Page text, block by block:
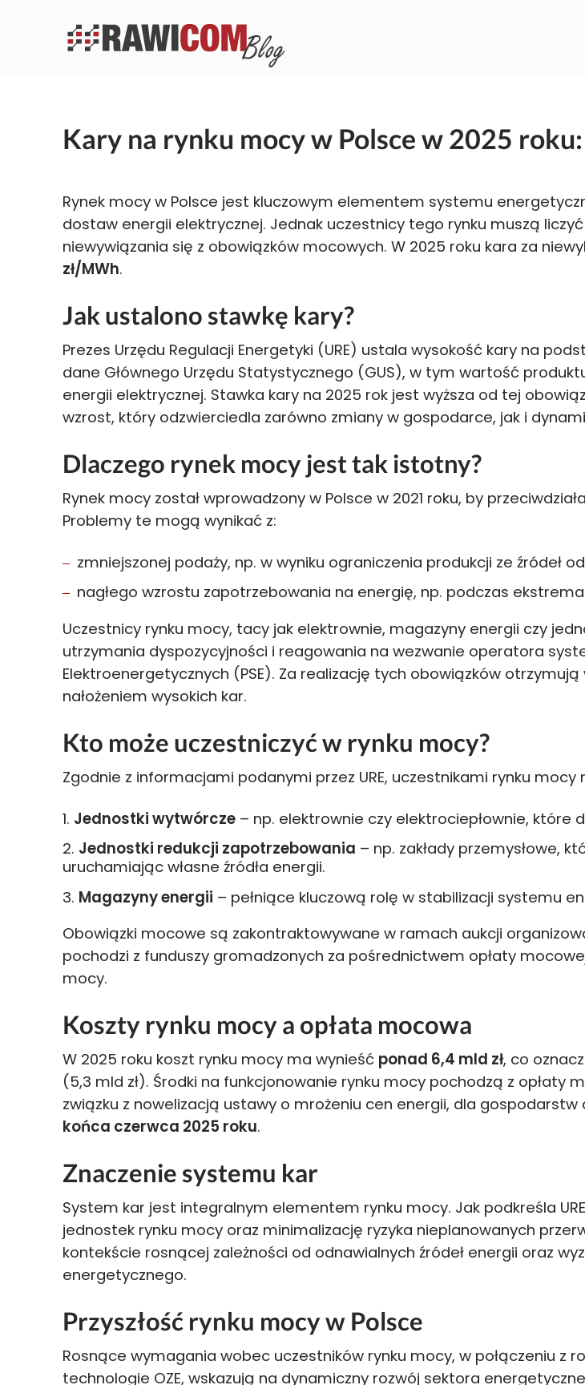
Kary na rynku mocy w Polsce w 2025
Rynek mocy w Polsce jest kluczowym elementem systemu
dostaw energii elektrycznej. Jednak uczestnicy tego rynku muszą
niewywiązania się z obowiązków mocowych. W 2025 roku kara za
zł/MWh.
Jak ustalono stawkę kary?
Prezes Urzędu Regulacji Energetyki (URE) ustala wysokość kary na
dane Głównego Urzędu Statystycznego (GUS), w tym wartość
energii elektrycznej. Stawka kary na 2025 rok jest wyższa od tej
wzrost, który odzwierciedla zarówno zmiany w gospodarce, jak i
Dlaczego rynek mocy jest tak istotny?
Rynek mocy został wprowadzony w Polsce w 2021 roku, by
Problemy te mogą wynikać z:
zmniejszonej podaży, np. w wyniku ograniczenia produkcji ze źródeł
nagłego wzrostu zapotrzebowania na energię, np. podczas
Uczestnicy rynku mocy, tacy jak elektrownie, magazyny energii czy
utrzymania dyspozycyjności i reagowania na wezwanie operatora
Elektroenergetycznych (PSE). Za realizację tych obowiązków
nałożeniem wysokich kar.
Kto może uczestniczyć w rynku mocy?
Zgodnie z informacjami podanymi przez URE, uczestnikami rynku mocy
Jednostki wytwórcze – np. elektrownie czy elektrociepłownie, które
Jednostki redukcji zapotrzebowania – np. zakłady przemysłowe,
uruchamiając własne źródła energii.
Magazyny energii – pełniące kluczową rolę w stabilizacji systemu
Obowiązki mocowe są zakontraktowywane w ramach aukcji
pochodzi z funduszy gromadzonych za pośrednictwem opłaty
mocy.
Koszty rynku mocy a opłata mocowa
W 2025 roku koszt rynku mocy ma wynieść ponad 6,4 mld zł, co
(5,3 mld zł). Środki na funkcjonowanie rynku mocy pochodzą z opłaty
związku z nowelizacją ustawy o mrożeniu cen energii, dla
końca czerwca 2025 roku.
Znaczenie systemu kar
System kar jest integralnym elementem rynku mocy. Jak podkreśla
jednostek rynku mocy oraz minimalizację ryzyka nieplanowanych
kontekście rosnącej zależności od odnawialnych źródeł energii oraz
energetycznego.
Przyszłość rynku mocy w Polsce
Rosnące wymagania wobec uczestników rynku mocy, w połączeniu z
technologie OZE, wskazują na dynamiczny rozwój sektora